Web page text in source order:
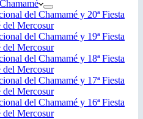
del Chamamé y 20ª Fiesta
del Mercosur
del Chamamé y 19ª Fiesta
del Mercosur
del Chamamé y 18ª Fiesta
del Mercosur
del Chamamé y 17ª Fiesta
del Mercosur
del Chamamé y 16ª Fiesta
del Mercosur